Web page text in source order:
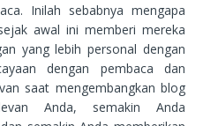
Inilah sebabnya mengapa
awal ini memberi mereka
yang lebih personal dengan
dengan pembaca dan
saat mengembangkan blog
Anda, semakin Anda